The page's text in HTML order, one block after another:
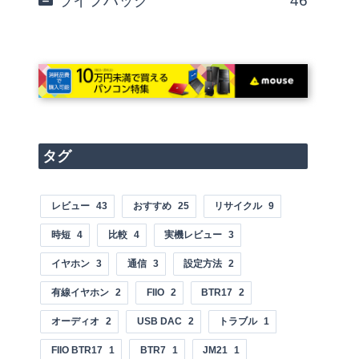
タグ
レビュー 43 おすすめ 25 リサイクル 9
時短 4 比較 4 実機レビュー 3
イヤホン 3 通信 3 設定方法 2
有線イヤホン 2 FIIO 2 BTR17 2
オーディオ 2 USB DAC 2 トラブル 1
FIIO BTR17 1 BTR7 1 JM21 1